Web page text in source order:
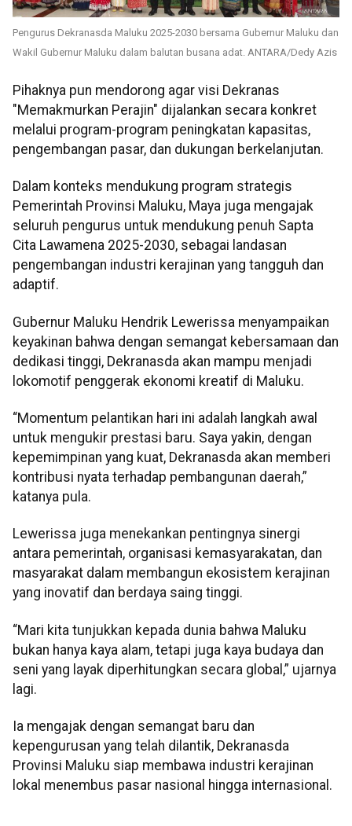
Pengurus Dekranasda Maluku 2025-2030 bersama Gubernur Maluku dan
Wakil Gubernur Maluku dalam balutan busana adat. ANTARA/Dedy Azis
Pihaknya pun mendorong agar visi Dekranas
"Memakmurkan Perajin" dijalankan secara konkret
melalui program-program peningkatan kapasitas,
pengembangan pasar, dan dukungan berkelanjutan.
Dalam konteks mendukung program strategis
Pemerintah Provinsi Maluku, Maya juga mengajak
seluruh pengurus untuk mendukung penuh Sapta
Cita Lawamena 2025-2030, sebagai landasan
pengembangan industri kerajinan yang tangguh dan
adaptif.
Gubernur Maluku Hendrik Lewerissa menyampaikan
keyakinan bahwa dengan semangat kebersamaan dan
dedikasi tinggi, Dekranasda akan mampu menjadi
lokomotif penggerak ekonomi kreatif di Maluku.
“Momentum pelantikan hari ini adalah langkah awal
untuk mengukir prestasi baru. Saya yakin, dengan
kepemimpinan yang kuat, Dekranasda akan memberi
kontribusi nyata terhadap pembangunan daerah,”
katanya pula.
Lewerissa juga menekankan pentingnya sinergi
antara pemerintah, organisasi kemasyarakatan, dan
masyarakat dalam membangun ekosistem kerajinan
yang inovatif dan berdaya saing tinggi.
“Mari kita tunjukkan kepada dunia bahwa Maluku
bukan hanya kaya alam, tetapi juga kaya budaya dan
seni yang layak diperhitungkan secara global,” ujarnya
lagi.
Ia mengajak dengan semangat baru dan
kepengurusan yang telah dilantik, Dekranasda
Provinsi Maluku siap membawa industri kerajinan
lokal menembus pasar nasional hingga internasional.